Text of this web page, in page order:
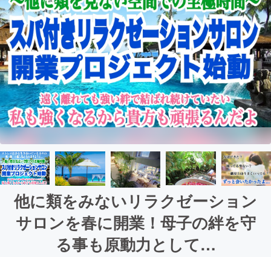
他に類をみないリラクゼーション
サロンを春に開業！母子の絆を守
る事も原動力として…